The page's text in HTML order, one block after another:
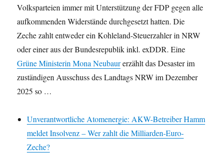
Volksparteien immer mit Unterstützung der FDP gegen alle
aufkommenden Widerstände durchgesetzt hatten. Die
Zeche zahlt entweder ein Kohleland-Steuerzahler in NRW
oder einer aus der Bundesrepublik inkl. exDDR. Eine
Grüne Ministerin Mona Neubaurerzählt das Desaster im
zuständigen Ausschuss des Landtags NRW im Dezember
2025 so …
Unverantwortliche Atomenergie: AKW-Betreiber Hamm
meldet Insolvenz – Wer zahlt die Milliarden-Euro-
Zeche?